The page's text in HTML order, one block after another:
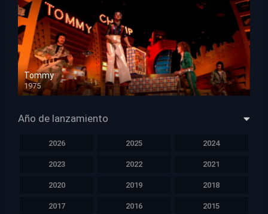
Tommy
1975
HD 1080p
Año de lanzamiento
2026 2025 2024
2023 2022 2021
2020 2019 2018
2017 2016 2015